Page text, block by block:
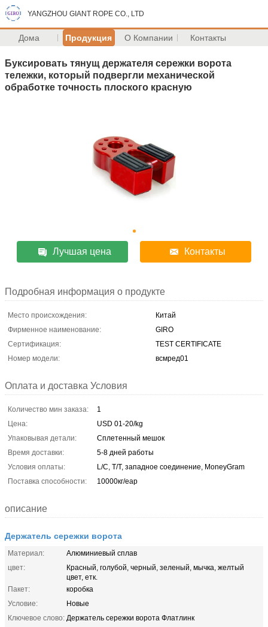
YANGZHOU GIANT ROPE CO., LTD
Дома Продукция О Компании Контакты
Буксировать тянущ держателя сережки ворота
тележки, который подвергли механической
обработке точность плоского красную
Лучшая цена Контакты
Подробная информация о продукте
Место происхождения:
Китай
Фирменное наименование:
GIRO
Сертификация:
TEST CERTIFICATE
Номер модели:
всмред01
Оплата и доставка Условия
Количество мин заказа:
1
Цена:
USD 01-20/kg
Упаковывая детали:
Сплетенный мешок
Время доставки:
5-8 дней работы
Условия оплаты:
L/C, T/T, западное соединение, MoneyGram
Поставка способности:
10000кг/еар
описание
Держатель сережки ворота
Материал:
Алюминиевый сплав
цвет:
Красный, голубой, черный, зеленый, мычка, желтый
цвет, етк.
Пакет:
коробка
Условие:
Новые
Ключевое слово: Держатель сережки ворота Флатлинк